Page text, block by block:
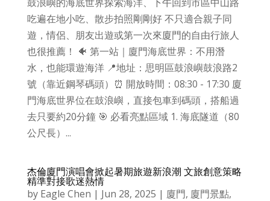
吃遍在地小吃、散步拍照剛剛好 不只適合親子同
遊，情侶、朋友出遊或第一次來廈門的自由行旅人
也很推薦！ 🐠 第一站｜廈門海底世界：不用潛
水，也能環遊海洋 📍地址：思明區鼓浪嶼鼓浪路2
號（靠近鋼琴碼頭）⏰ 開放時間：08:30 - 17:30 廈
門海底世界位在鼓浪嶼，直接包車到碼頭，搭船過
去只要約20分鐘 🎯 必看亮點區域 1. 海底隧道（80
公尺長）...
杰倫廈門演唱會掀起暑期旅遊新浪潮 文旅創意策略
精準對接歌迷熱情
by Eagle Chen | Jun 28, 2025 | 廈門, 廈門景點,